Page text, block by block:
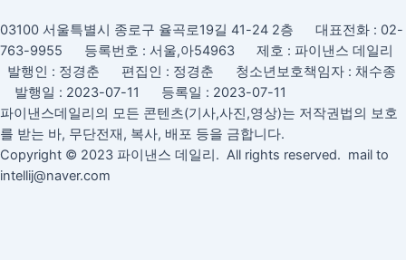
03100 서울특별시 종로구 율곡로19길 41-24 2층 대표전화 : 02-
763-9955 등록번호 : 서울,아54963 제호 : 파이낸스 데일리
발행인 : 정경춘 편집인 : 정경춘 청소년보호책임자 : 채수종
발행일 : 2023-07-11 등록일 : 2023-07-11
파이낸스데일리의 모든 콘텐츠(기사,사진,영상)는 저작권법의 보호
를 받는 바, 무단전재, 복사, 배포 등을 금합니다.
Copyright © 2023 파이낸스 데일리. All rights reserved. mail to
intellij@naver.com